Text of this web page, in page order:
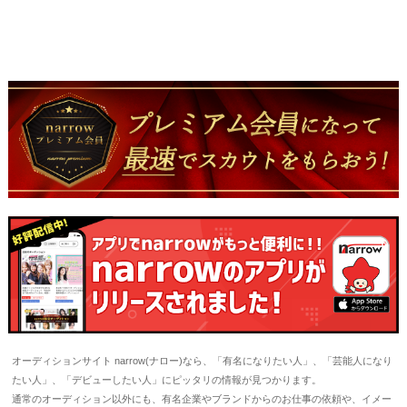
オーディションサイト narrow(ナロー)なら、「有名になりたい人」、「芸能人になり
たい人」、「デビューしたい人」にピッタリの情報が見つかります。
通常のオーディション以外にも、有名企業やブランドからのお仕事の依頼や、イメー